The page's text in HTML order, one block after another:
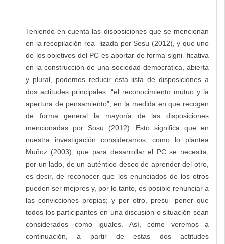
Teniendo en cuenta las disposiciones que se mencionan
en la recopilación rea- lizada por Sosu (2012), y que uno
de los objetivos del PC es aportar de forma signi- ficativa
en la construcción de una sociedad democrática, abierta
y plural, podemos reducir esta lista de disposiciones a
dos actitudes principales: “el reconocimiento mutuo y la
apertura de pensamiento”, en la medida en que recogen
de forma general la mayoría de las disposiciones
mencionadas por Sosu (2012). Esto significa que en
nuestra investigación consideramos, como lo plantea
Muñoz (2003), que para desarrollar el PC se necesita,
por un lado, de un auténtico deseo de aprender del otro,
es decir, de reconocer que los enunciados de los otros
pueden ser mejores y, por lo tanto, es posible renunciar a
las convicciones propias; y por otro, presu- poner que
todos los participantes en una discusión o situación sean
considerados como iguales. Así, como veremos a
continuación, a partir de estas dos actitudes